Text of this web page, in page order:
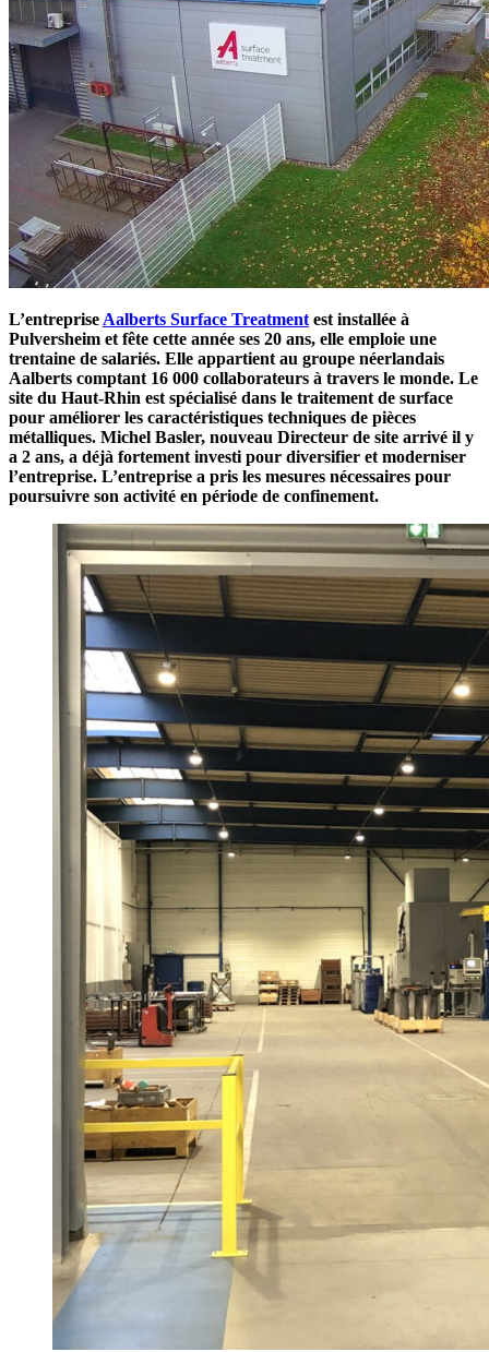
L’entreprise Aalberts Surface Treatment est installée à
Pulversheim et fête cette année ses 20 ans, elle emploie une
trentaine de salariés. Elle appartient au groupe néerlandais
Aalberts comptant 16 000 collaborateurs à travers le monde. Le
site du Haut-Rhin est spécialisé dans le traitement de surface
pour améliorer les caractéristiques techniques de pièces
métalliques. Michel Basler, nouveau Directeur de site arrivé il y
a 2 ans, a déjà fortement investi pour diversifier et moderniser
l’entreprise. L’entreprise a pris les mesures nécessaires pour
poursuivre son activité en période de confinement.